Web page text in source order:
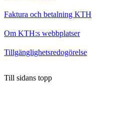
Faktura och betalning KTH
Om KTH:s webbplatser
Tillgänglighetsredogörelse
Till sidans topp